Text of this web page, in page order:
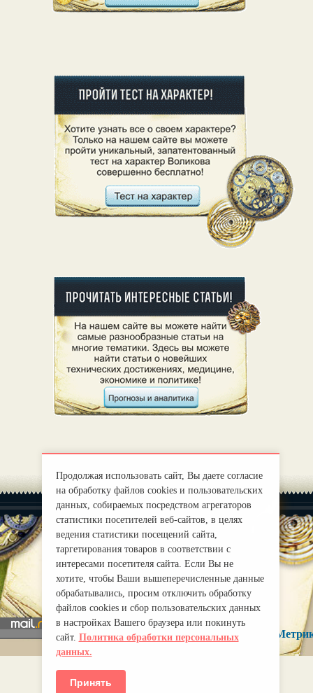
О нас |
Правила
mirprognoz@mail.ru
Продолжая использовать сайт, Вы даете согласие
на обработку файлов cookies и пользовательских
данных, собираемых посредством агрегаторов
статистики посетителей веб-сайтов, в целях
ведения статистики посещений сайта,
таргетирования товаров в соответствии с
интересами посетителя сайта. Если Вы не
хотите, чтобы Ваши вышеперечисленные данные
обрабатывались, просим отключить обработку
файлов cookies и сбор пользовательских данных
в настройках Вашего браузера или покинуть
сайт. Политика обработки персональных
данных.
Принять